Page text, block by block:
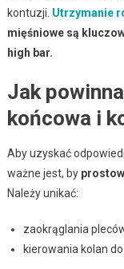
kontuzji. Utrzymanie
mięśniowe są
high bar.
Jak
końcowa i
Aby uzyskać
ważne jest, by
Należy unikać:
zaokrąglania
kierowania kolan do